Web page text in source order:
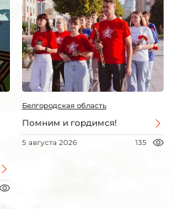
Белгородская область
Помним и гордимся!
5 августа 2026 135